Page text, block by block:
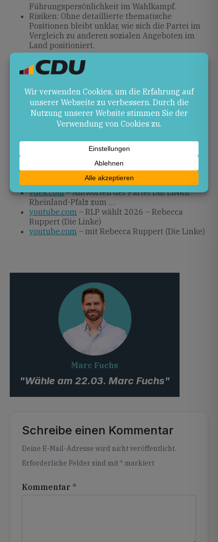
Führungspersönlichkeit im Wahlkampf.
Risiken: Ohne detaillierte thematische
Positionen bleibt unklar, wie sich die Partei im
Vergleich zu anderen sozialen Angeboten im
Land positioniert.
Ausblick
Der Wahlkampf wird weiter an Fahrt aufnehmen.
Rebecca Ruppert wird ihre Strategie und Themen im
weiteren Verlauf der Kampagne verbreitern und
konkretisieren.
kampagne26.hoffnung-organisieren.de– Die
Hoffnung organisieren
vdek.com– Antworten der Partei DIE LINKE
Rheinland-Pfalz zum …
youtube.com – RLP wählt 2026 – Rebecca
Ruppert (Die Linke)
youtube.com – mit Rebecca Ruppert (Die Linke)
Marc Fuchs
"Wähle am 22.03. Marc Fuchs"
Schreibe einen Kommentar
Deine E-Mail-Adresse wird nicht veröffentlicht.
Erforderliche Felder sind mit * markiert
Kommentar *
Alternative: